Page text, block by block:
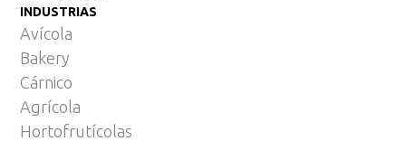
INDUSTRIAS
Avícola
Bakery
Cárnico
Agrícola
Hortofrutícolas